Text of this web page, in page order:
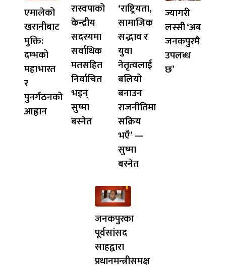
एमालेको
खरानीबाट
मुक्ति:
दम्भको
महाभारत
र
पुनर्गठनको
आह्वान
रास्वपाको
केन्द्रीय
सदस्यमा
सर्वाधिक
मतसहित
निर्वाचित
भइन्
सुष्मा
बस्नेत
‘राष्ट्रियता,
सामाजिक
सद्भाव र
युवा
नेतृत्वलाई
बलियो
बनाउन
राजनीतिमा
सक्रिय
भएँ’ —
सुष्मा
बस्नेत
ज्यागरी
लस्सी ‘अब
जनकपुरमै
उपलब्ध
छ’
जनकपुरका
पूर्वसांसद
साहद्वारा
प्रधानमन्त्रीसमक्ष